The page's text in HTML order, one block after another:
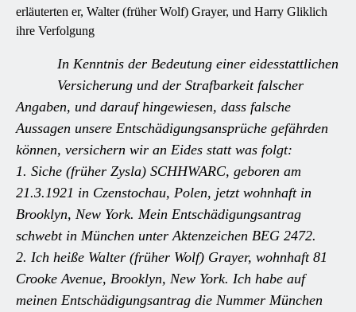
erläuterten er, Walter (früher Wolf) Grayer, und Harry Gliklich
ihre Verfolgung
In Kenntnis der Bedeutung einer eidesstattlichen
Versicherung und der Strafbarkeit falscher
Angaben, und darauf hingewiesen, dass falsche
Aussagen unsere Entschädigungsansprüche gefährden
können, versichern wir an Eides statt was folgt:
1. Siche (früher Zysla) SCHHWARC, geboren am
21.3.1921 in Czenstochau, Polen, jetzt wohnhaft in
Brooklyn, New York. Mein Entschädigungsantrag
schwebt in München unter Aktenzeichen BEG 2472.
2. Ich heiße Walter (früher Wolf) Grayer, wohnhaft 81
Crooke Avenue, Brooklyn, New York. Ich habe auf
meinen Entschädigungsantrag die Nummer München